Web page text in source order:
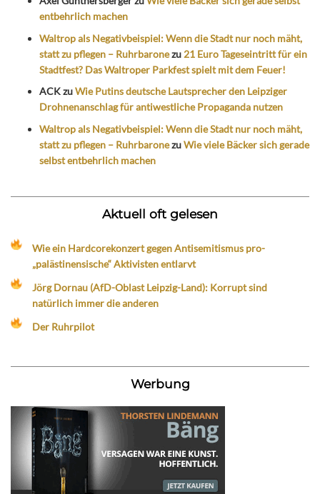
entbehrlich machen
Waltrop als Negativbeispiel: Wenn die Stadt nur noch mäht,
statt zu pflegen – Ruhrbaronezu 21 Euro Tageseintritt für ein
Stadtfest? Das Waltroper Parkfest spielt mit dem Feuer!
ACKzuWie Putins deutsche Lautsprecher den Leipziger
Drohnenanschlag für antiwestliche Propaganda nutzen
Waltrop als Negativbeispiel: Wenn die Stadt nur noch mäht,
statt zu pflegen – RuhrbaronezuWie viele Bäcker sich gerade
selbst entbehrlich machen
Aktuell oft gelesen
Wie ein Hardcorekonzert gegen Antisemitismus pro-
„palästinensische“ Aktivisten entlarvt
Jörg Dornau (AfD-Oblast Leipzig-Land): Korrupt sind
natürlich immer die anderen
Der Ruhrpilot
Werbung